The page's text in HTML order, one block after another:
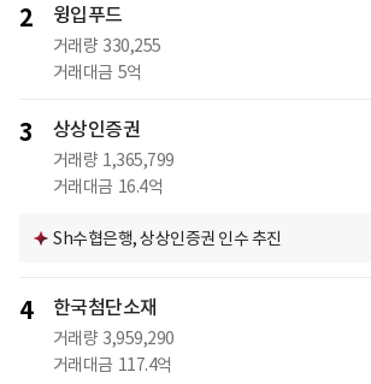
2 윙입푸드
거래량 330,255
거래대금 5억
3 상상인증권
거래량 1,365,799
거래대금 16.4억
Sh수협은행, 상상인증권 인수 추진
4 한국첨단소재
거래량 3,959,290
거래대금 117.4억